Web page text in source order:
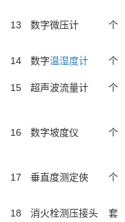
13 数字微压计 个
14
数字温湿度计 个
15 超声波流量计 个
16 数字坡度仪 个
17 垂直度测定俠 个
18 消火栓测压接头 套